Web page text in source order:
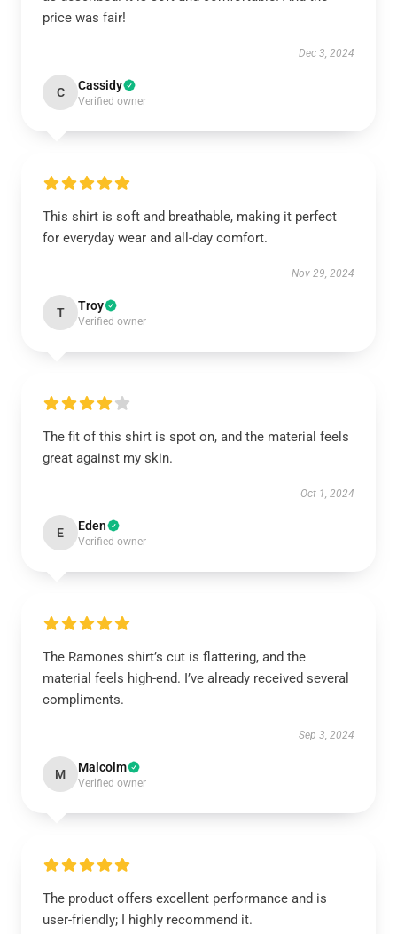
price was fair!
Dec 3, 2024
C Cassidy
Verified owner
This shirt is soft and breathable, making it perfect
for everyday wear and all-day comfort.
Nov 29, 2024
T Troy
Verified owner
The fit of this shirt is spot on, and the material feels
great against my skin.
Oct 1, 2024
E Eden
Verified owner
The Ramones shirt’s cut is flattering, and the
material feels high-end. I’ve already received several
compliments.
Sep 3, 2024
M Malcolm
Verified owner
The product offers excellent performance and is
user-friendly; I highly recommend it.